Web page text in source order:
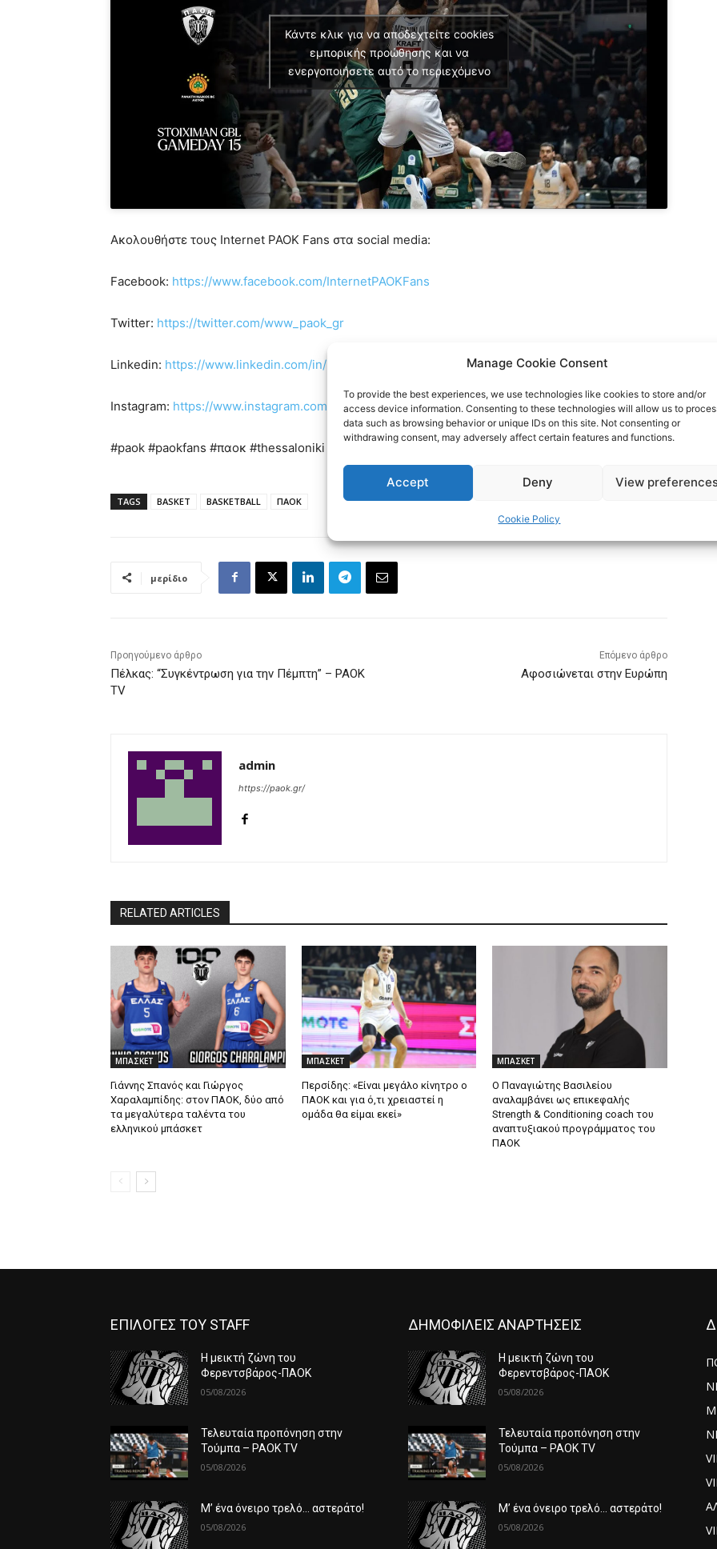
Manage Cookie Consent
To provide the best experiences, we use technologies like cookies to store and/or
access device information. Consenting to these technologies will allow us to
data such as browsing behavior or unique IDs on this site. Not consenting or
withdrawing consent, may adversely affect certain features and functions.
Accept Deny View
Cookie Policy
Κάντε κλικ για να αποδεχτείτε cookies
εμπορικής προώθησης και να
ενεργοποιήσετε αυτό το περιεχόμενο
Ακολουθήστε τους Internet PAOK Fans στα social media:
Facebook: https://www.facebook.com/InternetPAOKFans
Twitter: https://twitter.com/www_paok_gr
Linkedin: https://www.linkedin.com/in/internet-paok-fans-601b24248
Instagram: https://www.instagram.com/internetpaokfans
#paok #paokfans #παοκ #thessaloniki
TAGS BASKET BASKETBALL ΠΑΟΚ
μερίδιο
Προηγούμενο άρθρο
Πέλκας: “Συγκέντρωση για την Πέμπτη” – PAOK
TV
Επόμενο άρθρο
Αφοσιώνεται στην Ευρώπη
admin
https://paok.gr/
RELATED ARTICLES
ΜΠΑΣΚΕΤ
Γιάννης Σπανός και Γιώργος
Χαραλαμπίδης: στον ΠΑΟΚ, δύο από
τα μεγαλύτερα ταλέντα του
ελληνικού μπάσκετ
ΜΠΑΣΚΕΤ
Περσίδης: «Είναι μεγάλο κίνητρο ο
ΠΑΟΚ και για ό,τι χρειαστεί η
ομάδα θα είμαι εκεί»
ΜΠΑΣΚΕΤ
Ο Παναγιώτης Βασιλείου
αναλαμβάνει ως επικεφαλής
Strength & Conditioning coach του
αναπτυξιακού προγράμματος του
ΠΑΟΚ
ΕΠΙΛΟΓΕΣ ΤΟΥ STAFF
Η μεικτή ζώνη του
Φερεντσβάρος-ΠΑΟΚ
05/08/2026
Τελευταία προπόνηση στην
Τούμπα – PAOK TV
05/08/2026
Μ’ ένα όνειρο τρελό… αστεράτο!
05/08/2026
ΔΗΜΟΦΙΛΕΙΣ ΑΝΑΡΤΗΣΕΙΣ
Η μεικτή ζώνη του
Φερεντσβάρος-ΠΑΟΚ
05/08/2026
Τελευταία προπόνηση στην
Τούμπα – PAOK TV
05/08/2026
Μ’ ένα όνειρο τρελό… αστεράτο!
05/08/2026